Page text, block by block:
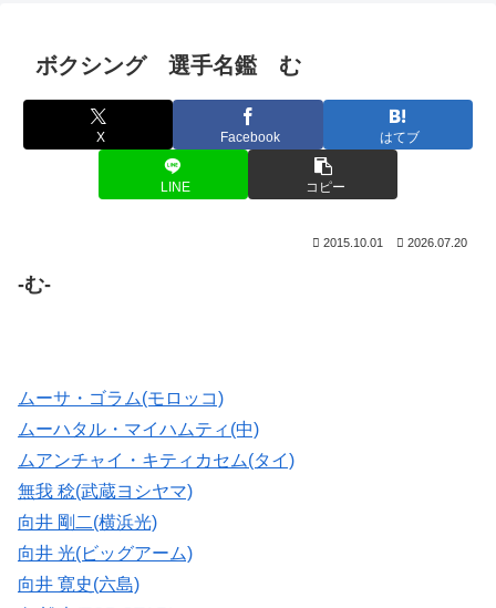
ボクシング 選手名鑑 む
X Facebook はてブ
LINE コピー
2015.10.01 2026.07.20
-む-
ムーサ・ゴラム(モロッコ)
ムーハタル・マイハムティ(中)
ムアンチャイ・キティカセム(タイ)
無我 稔(武蔵ヨシヤマ)
向井 剛二(横浜光)
向井 光(ビッグアーム)
向井 寛史(六島)